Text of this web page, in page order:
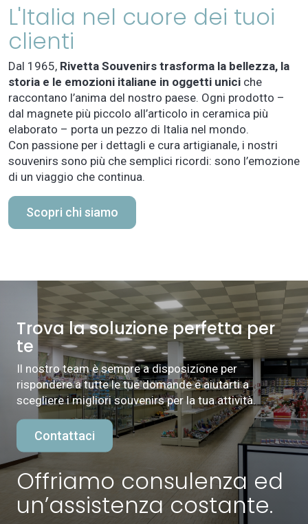
L'Italia nel cuore dei tuoi
clienti
Dal 1965, Rivetta Souvenirs trasforma la bellezza, la
storia e le emozioni italiane in oggetti unici che
raccontano l’anima del nostro paese. Ogni prodotto –
dal magnete più piccolo all’articolo in ceramica più
elaborato – porta un pezzo di Italia nel mondo.
Con passione per i dettagli e cura artigianale, i nostri
souvenirs sono più che semplici ricordi: sono l’emozione
di un viaggio che continua.
Scopri chi siamo
Trova la soluzione perfetta per
te
Il nostro team è sempre a disposizione per
rispondere a tutte le tue domande e aiutarti a
scegliere i migliori souvenirs per la tua attività.
Contattaci
Offriamo consulenza ed
un’assistenza costante.